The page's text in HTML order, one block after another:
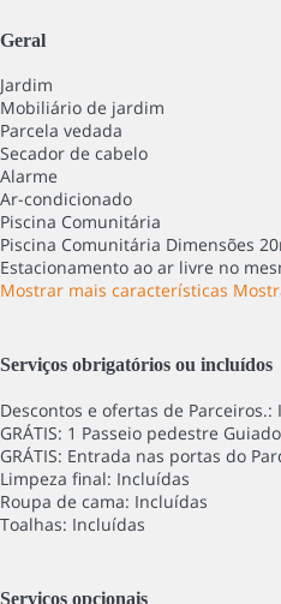
Geral
Jardim
Mobiliário de jardim
Parcela vedada
Secador de cabelo
Alarme
Ar-condicionado
Piscina Comunitária
Piscina Comunitária Dimensões
Estacionamento ao ar livre no
Mostrar mais características
Serviços obrigatórios ou incluídos
Descontos e ofertas de Parceiros.:
GRÁTIS: 1 Passeio pedestre
GRÁTIS: Entrada nas portas do
Limpeza final: Incluídas
Roupa de cama: Incluídas
Toalhas: Incluídas
Serviços opcionais